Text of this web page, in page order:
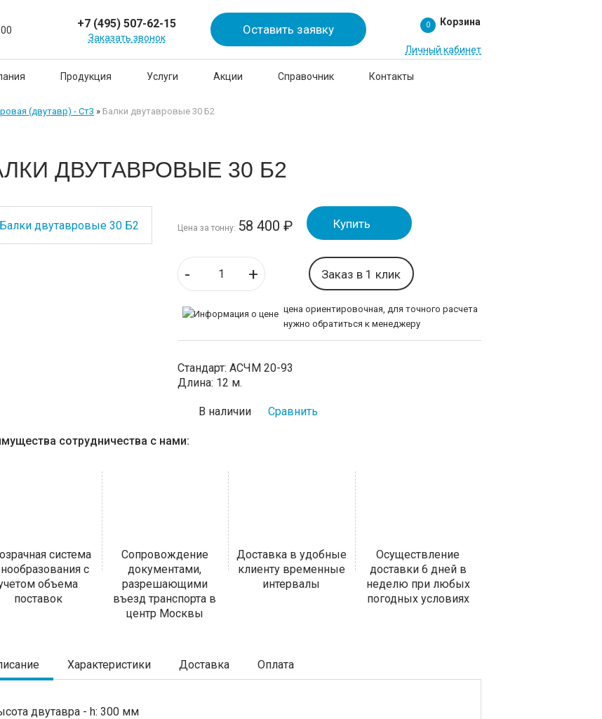
+7 (495) 507-62-15
Заказать звонок
Оставить заявку
Корзина
0
Личный кабинет
Продукция Услуги Акции Справочник Контакты
(двутавр) - Ст3 » Балки двутавровые 30 Б2
ДВУТАВРОВЫЕ 30 Б2
Цена за тонну: 58 400 ₽ Купить
- + Заказ в 1 клик
цена ориентировочная, для точного расчета
нужно обратиться к менеджеру
Стандарт: АСЧМ 20-93
Длина: 12 м.
В наличии Сравнить
сотрудничества с нами:
система
с
объема
поставок
Сопровождение
документами,
разрешающими
въезд транспорта в
центр Москвы
Доставка в удобные
клиенту временные
интервалы
Осуществление
доставки 6 дней в
неделю при любых
погодных условиях
Характеристики Доставка Оплата
двутавра - h: 300 мм